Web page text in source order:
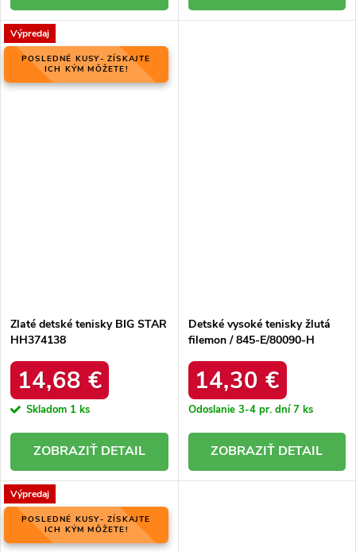
Výpredaj
POSLEDNÉ KUSY- ZÍSKAJTE
ICH KÝM MÔŽETE!
Zlaté detské tenisky BIG STAR
HH374138
14,68 €
Skladom 1 ks
DETAIL
Detské vysoké tenisky žlutá
filemon / 845-E/80090-H
14,30 €
Odoslanie 3-4 pr. dní7 ks
DETAIL
Výpredaj
POSLEDNÉ KUSY- ZÍSKAJTE
ICH KÝM MÔŽETE!